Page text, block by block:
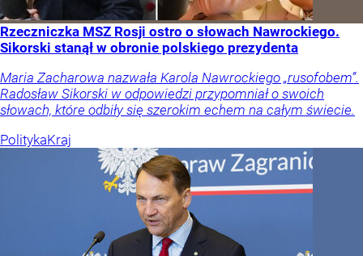
Rzeczniczka MSZ Rosji ostro o słowach Nawrockiego.
Sikorski stanął w obronie polskiego prezydenta
Maria Zacharowa nazwała Karola Nawrockiego „rusofobem”.
Radosław Sikorski w odpowiedzi przypomniał o swoich
słowach, które odbiły się szerokim echem na całym świecie.
PolitykaKraj